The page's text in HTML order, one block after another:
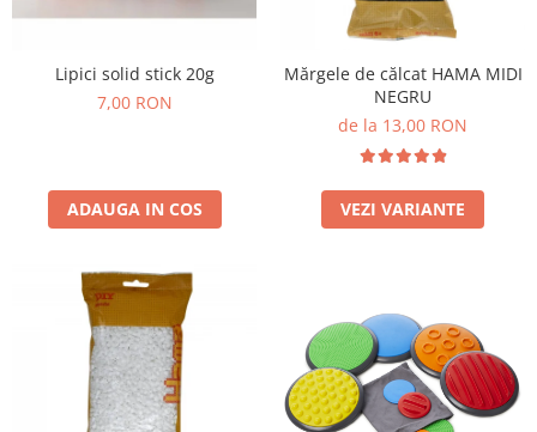
Biciclete si Triciclete
Biciclete Viking Challange
Biciclete Viking Explorer
Triciclete
Camere Senzoriale
Amenajări camere senzoriale
Echipamente camere senzoriale
Oferte pentru Camere Senzoriale
Lipici solid stick 20g
7,00 RON
ADAUGA IN COS
Mărgele de călcat HAMA MIDI
NEGRU
de la 13,00 RON
VEZI VARIANTE